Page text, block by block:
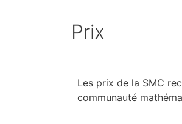
Prix
Les prix de la SMC
communauté